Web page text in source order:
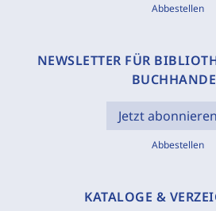
Abbestellen
NEWSLETTER FÜR
Jetzt abonnieren
Abbestellen
KATALOGE &